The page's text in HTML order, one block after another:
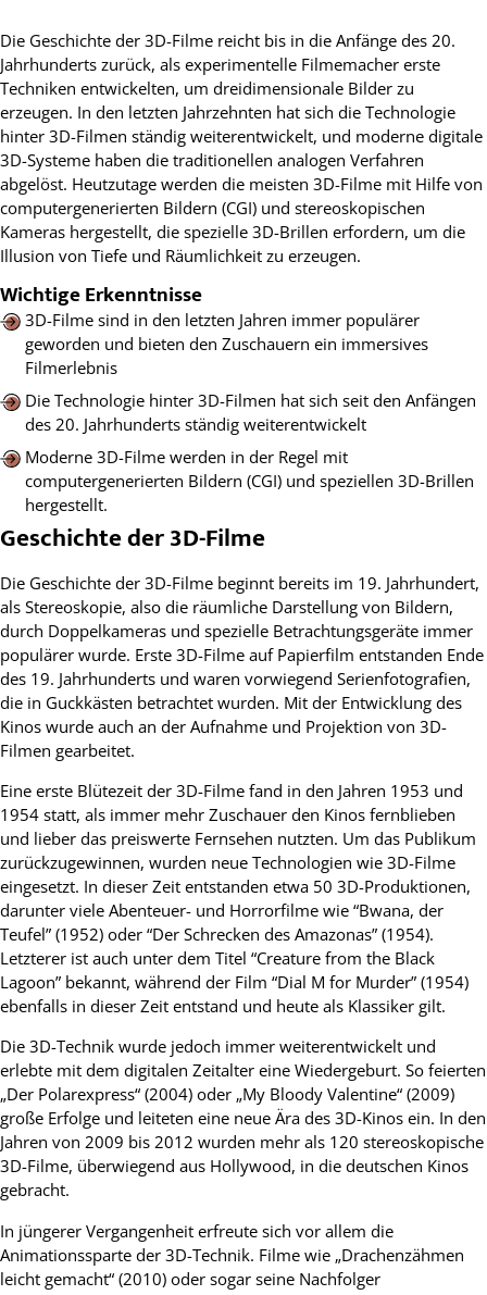
Die Geschichte der 3D-Filme reicht bis in die Anfänge des 20.
Jahrhunderts zurück, als experimentelle Filmemacher erste
Techniken entwickelten, um dreidimensionale Bilder zu
erzeugen. In den letzten Jahrzehnten hat sich die Technologie
hinter 3D-Filmen ständig weiterentwickelt, und moderne digitale
3D-Systeme haben die traditionellen analogen Verfahren
abgelöst. Heutzutage werden die meisten 3D-Filme mit Hilfe von
computergenerierten Bildern (CGI) und stereoskopischen
Kameras hergestellt, die spezielle 3D-Brillen erfordern, um die
Illusion von Tiefe und Räumlichkeit zu erzeugen.
Wichtige Erkenntnisse
3D-Filme sind in den letzten Jahren immer populärer
geworden und bieten den Zuschauern ein immersives
Filmerlebnis
Die Technologie hinter 3D-Filmen hat sich seit den Anfängen
des 20. Jahrhunderts ständig weiterentwickelt
Moderne 3D-Filme werden in der Regel mit
computergenerierten Bildern (CGI) und speziellen 3D-Brillen
hergestellt.
Geschichte der 3D-Filme
Die Geschichte der 3D-Filme beginnt bereits im 19. Jahrhundert,
als Stereoskopie, also die räumliche Darstellung von Bildern,
durch Doppelkameras und spezielle Betrachtungsgeräte immer
populärer wurde. Erste 3D-Filme auf Papierfilm entstanden Ende
des 19. Jahrhunderts und waren vorwiegend Serienfotografien,
die in Guckkästen betrachtet wurden. Mit der Entwicklung des
Kinos wurde auch an der Aufnahme und Projektion von 3D-
Filmen gearbeitet.
Eine erste Blütezeit der 3D-Filme fand in den Jahren 1953 und
1954 statt, als immer mehr Zuschauer den Kinos fernblieben
und lieber das preiswerte Fernsehen nutzten. Um das Publikum
zurückzugewinnen, wurden neue Technologien wie 3D-Filme
eingesetzt. In dieser Zeit entstanden etwa 50 3D-Produktionen,
darunter viele Abenteuer- und Horrorfilme wie “Bwana, der
Teufel” (1952) oder “Der Schrecken des Amazonas” (1954).
Letzterer ist auch unter dem Titel “Creature from the Black
Lagoon” bekannt, während der Film “Dial M for Murder” (1954)
ebenfalls in dieser Zeit entstand und heute als Klassiker gilt.
Die 3D-Technik wurde jedoch immer weiterentwickelt und
erlebte mit dem digitalen Zeitalter eine Wiedergeburt. So feierten
„Der Polarexpress“ (2004) oder „My Bloody Valentine“ (2009)
große Erfolge und leiteten eine neue Ära des 3D-Kinos ein. In den
Jahren von 2009 bis 2012 wurden mehr als 120 stereoskopische
3D-Filme, überwiegend aus Hollywood, in die deutschen Kinos
gebracht.
In jüngerer Vergangenheit erfreute sich vor allem die
Animationssparte der 3D-Technik. Filme wie „Drachenzähmen
leicht gemacht“ (2010) oder sogar seine Nachfolger